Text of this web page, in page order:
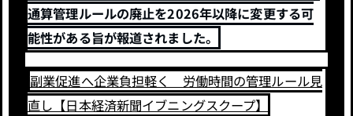
通算管理ルールの廃止を2026年以降に変更する可
能性がある旨が報道されました。
副業促進へ企業負担軽く 労働時間の管理ルール見
直し【日本経済新聞イブニングスクープ】